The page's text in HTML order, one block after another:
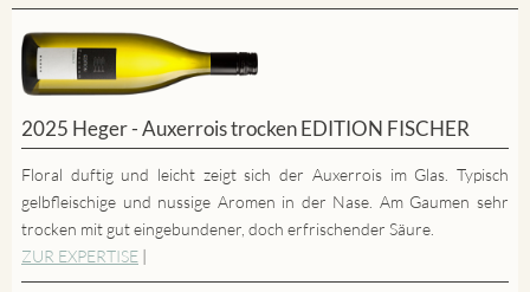
2025 Heger - Auxerrois trocken EDITION FISCHER
Floral duftig und leicht zeigt sich der Auxerrois im Glas. Typisch
gelbfleischige und nussige Aromen in der Nase. Am Gaumen sehr
trocken mit gut eingebundener, doch erfrischender Säure.
ZUR EXPERTISE |